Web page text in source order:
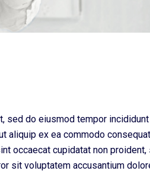
do eiusmod tempor
aliquip ex ea commodo
occaecat cupidatat non
sit voluptatem accusantium